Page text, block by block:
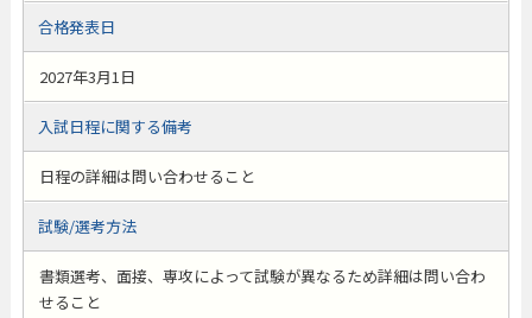
合格発表日
2027年3月1日
入試日程に関する備考
日程の詳細は問い合わせること
試験/選考方法
書類選考、面接、専攻によって試験が異なるため詳細は問い合わ
せること